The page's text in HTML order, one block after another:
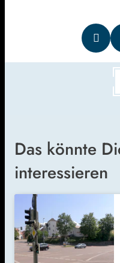
Das könnte
interessieren